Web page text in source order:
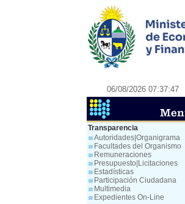
06/08/2026 07:37:47
Transparencia
Autoridades|Organigrama
Facultades del Organismo
Remuneraciones
Presupuesto|Licitaciones
Estadísticas
Participación Ciudadana
Multimedia
Expedientes On-Line